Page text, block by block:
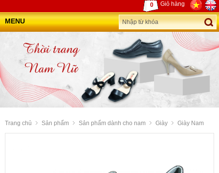
0 Giỏ hàng
MENU
Trang chủ Sản phẩm Sản phẩm dành cho nam Giày Giày Nam